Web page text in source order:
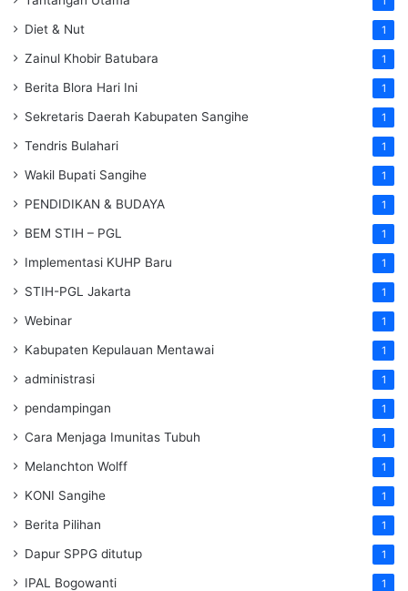
Diet & Nut 1
Zainul Khobir Batubara 1
Berita Blora Hari Ini 1
Sekretaris Daerah Kabupaten Sangihe 1
Tendris Bulahari 1
Wakil Bupati Sangihe 1
PENDIDIKAN & BUDAYA 1
BEM STIH – PGL 1
Implementasi KUHP Baru 1
STIH-PGL Jakarta 1
Webinar 1
Kabupaten Kepulauan Mentawai 1
administrasi 1
pendampingan 1
Cara Menjaga Imunitas Tubuh 1
Melanchton Wolff 1
KONI Sangihe 1
Berita Pilihan 1
Dapur SPPG ditutup 1
IPAL Bogowanti 1